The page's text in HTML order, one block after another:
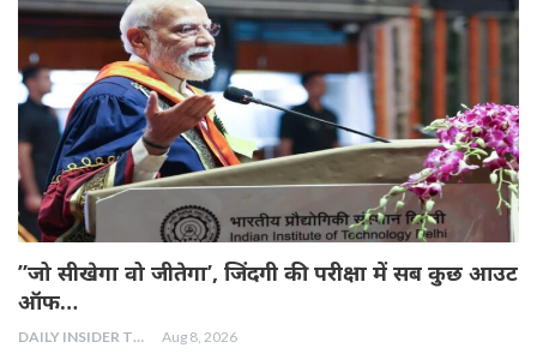
”जो सीखेगा वो जीतेगा’, जिंदगी की परीक्षा में सब कुछ आउट
ऑफ…
DAILY INSIDER TEAM Aug 8, 2026